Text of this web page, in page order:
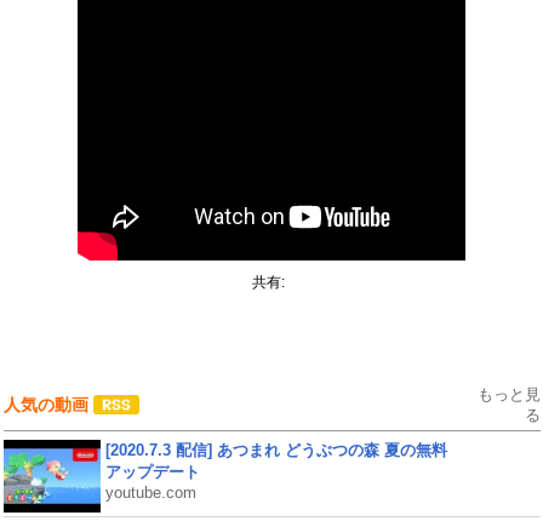
共有:
人気の動画
もっと見
る
[2020.7.3 配信] あつまれ どうぶつの森 夏の無料
アップデート
youtube.com